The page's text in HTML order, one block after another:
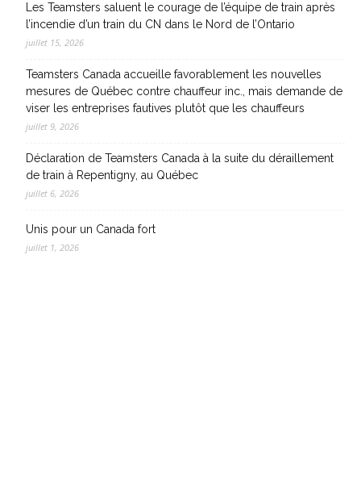
Les Teamsters saluent le courage de l’équipe de train après
l’incendie d’un train du CN dans le Nord de l’Ontario
juillet 15, 2026
Teamsters Canada accueille favorablement les nouvelles
mesures de Québec contre chauffeur inc., mais demande de
viser les entreprises fautives plutôt que les chauffeurs
juillet 9, 2026
Déclaration de Teamsters Canada à la suite du déraillement
de train à Repentigny, au Québec
juillet 6, 2026
Unis pour un Canada fort
juillet 1, 2026